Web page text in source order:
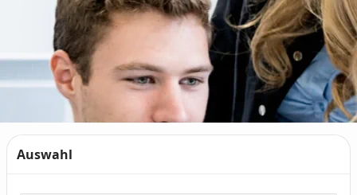
Auswahl